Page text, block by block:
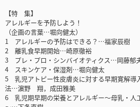
【特 集】
アレルギーを予防しよう！
（企画の言葉…堀向健太）
1 アレルギーの予防はできる？…福家辰樹
2 離乳食早期開始…崎原徹裕
3 プレ・プロ・シンバイオティクス…岡藤郁
4 スキンケア・保湿剤…堀向健太
5 乳児アトピー性皮膚炎に対する早期寛解導
法…濵野 翔，成田雅美
6 乳児期早期の栄養とアレルギー～母乳・人